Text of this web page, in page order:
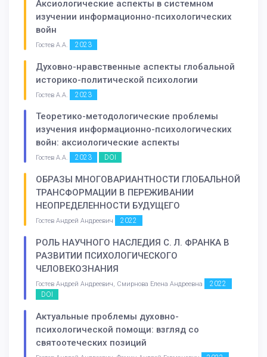
Аксиологические аспекты в системном
изучении информационно-психологических
войн
Гостев А.А. 2023
Духовно-нравственные аспекты глобальной
историко-политической психологии
Гостев А.А. 2023
Теоретико-методологические проблемы
изучения информационно-психологических
войн: аксиологические аспекты
Гостев А.А. 2023 DOI
ОБРАЗЫ МНОГОВАРИАНТНОСТИ ГЛОБАЛЬНОЙ
ТРАНСФОРМАЦИИ В ПЕРЕЖИВАНИИ
НЕОПРЕДЕЛЕННОСТИ БУДУЩЕГО
Гостев Андрей Андреевич 2022
РОЛЬ НАУЧНОГО НАСЛЕДИЯ С. Л. ФРАНКА В
РАЗВИТИИ ПСИХОЛОГИЧЕСКОГО
ЧЕЛОВЕКОЗНАНИЯ
Гостев Андрей Андреевич, Смирнова Елена Андреевна
2022
DOI
Актуальные проблемы духовно-
психологической помощи: взгляд со
святоотеческих позиций